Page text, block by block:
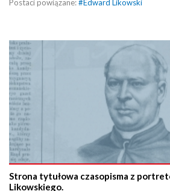
Postaci powiązane:#Edward Likowski
Strona tytułowa czasopisma z
Likowskiego.